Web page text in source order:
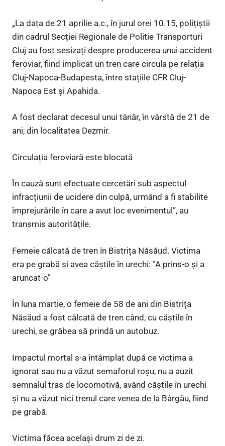
„La data de 21 aprilie a.c., în jurul orei 10.15, polițiștii
din cadrul Secției Regionale de Politie Transporturi
Cluj au fost sesizați despre producerea unui accident
feroviar, fiind implicat un tren care circula pe relația
Cluj-Napoca-Budapesta, între stațiile CFR Cluj-
Napoca Est și Apahida.
A fost declarat decesul unui tânăr, în vârstă de 21 de
ani, din localitatea Dezmir.
Circulația feroviară este blocată
În cauză sunt efectuate cercetări sub aspectul
infracțiunii de ucidere din culpă, urmând a fi stabilite
împrejurările în care a avut loc evenimentul”, au
transmis autoritățile.
Femeie călcată de tren în Bistrița Năsăud. Victima
era pe grabă și avea căștile în urechi: ”A prins-o și a
aruncat-o”
În luna martie, o femeie de 58 de ani din Bistrița
Năsăud a fost călcată de tren când, cu căștile în
urechi, se grăbea să prindă un autobuz.
Impactul mortal s-a întâmplat după ce victima a
ignorat sau nu a văzut semaforul roșu, nu a auzit
semnalul tras de locomotivă, având căștile în urechi
și nu a văzut nici trenul care venea de la Bârgău, fiind
pe grabă.
Victima făcea același drum zi de zi.